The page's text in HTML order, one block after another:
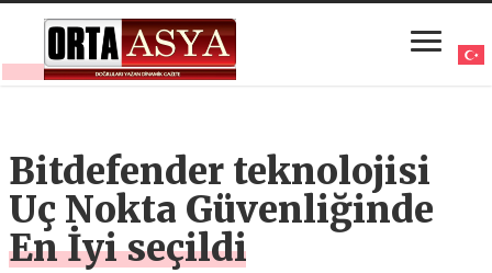
Bitdefender teknolojisi
Uç Nokta Güvenliğinde
En İyi seçildi